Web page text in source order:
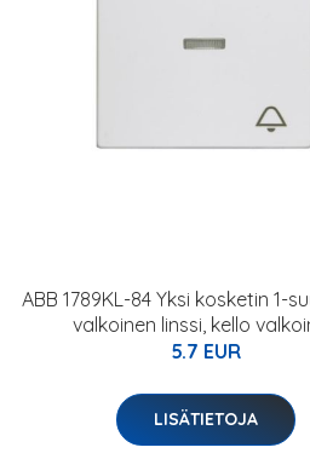
ABB 1789KL-84 Yksi kosketin 1-
valkoinen linssi, kello
5.7 EUR
LISÄTIETOJA